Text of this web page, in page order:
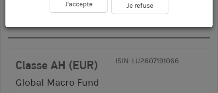
Ressources
Classe AH (EUR) ISIN: LU2607191066
Global Macro Fund
vente, ni comme une invitation à acheter un produit
d’investissement. Par ailleurs, ces produits d’investissement ne
chaque produit d’investissement dans les prospectus
Investment Management ne garantit ni n’affirme que les
J'accepte Je refuse